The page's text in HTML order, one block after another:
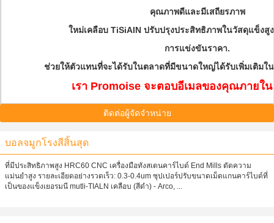
คุณภาพดีและมีเสถียรภาพ
ใหม่เคลือบ TiSiAlN ปรับปรุงประสิทธิภาพในวัสดุแข็งสู
การแข่งขันราคา.
ช่วยให้ตัวแทนที่จะได้รับในตลาดที่มีขนาดใหญ่ได้รับเพิ่มเติม
เรา Promoise จะตอบอีเมลของคุณภายใ
ติดต่อผู้จัดจำหน่าย
บอลจมูกโรงสีสิ้นสุด
ที่มีประสิทธิภาพสูง HRC60 CNC เครื่องมือทังสเตนคาร์ไบด์ End Mills ตัดความ
แม่นยำสูง รายละเอียดอย่างรวดเร็ว: 0.3-0.4um ซุปเปอร์ปรับขนาดเม็ดแกนคาร์ไบด์ที่
เป็นของแข็งเยอรมนี mutli-TIALN เคลือบ (สีดำ) - Arco, ...